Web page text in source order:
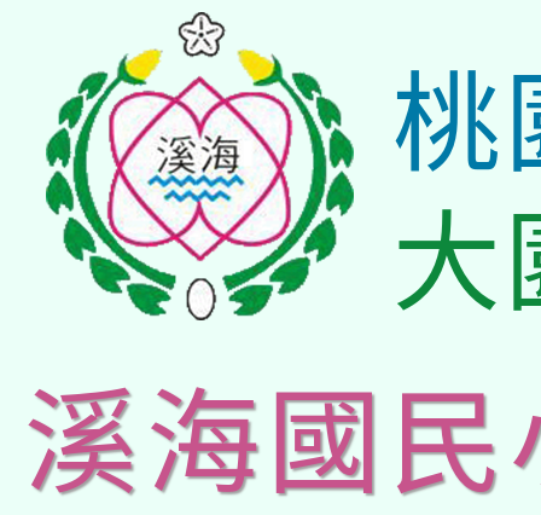
桃
大
溪海國民